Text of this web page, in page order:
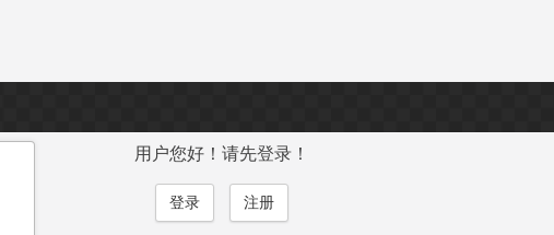
用户您好！请先登录！
登录 注册